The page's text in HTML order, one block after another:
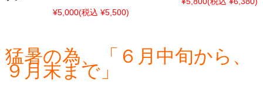
¥5,000(税込 ¥5,500)
猛暑の為、「６月中旬から、
９月末まで」